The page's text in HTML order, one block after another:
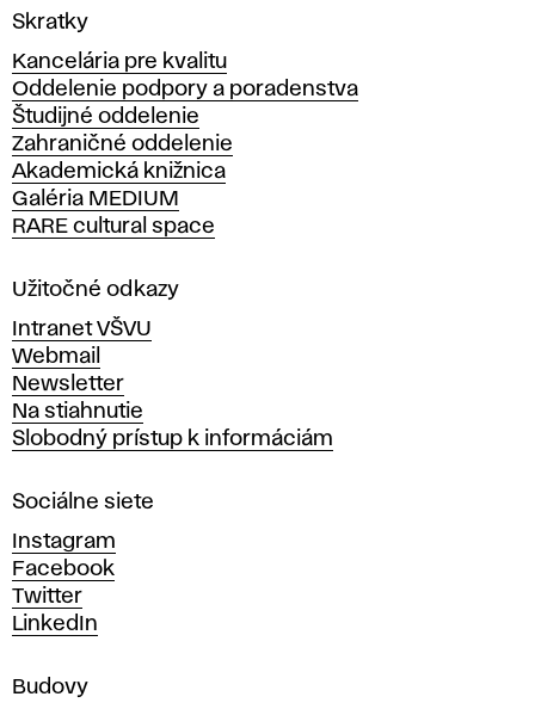
V
s
o
k
á
š
k
o
a
ý
t
v
a
r
ý
c
h
u
m
e
í
Skratky
Kancelária pre kvalitu
Oddelenie podpory a poradenstva
Študijné oddelenie
Zahraničné oddelenie
Akademická knižnica
Galéria MEDIUM
RARE cultural space
Užitočné odkazy
Intranet VŠVU
Webmail
Newsletter
Na stiahnutie
Slobodný prístup k informáciám
Sociálne siete
Instagram
Facebook
Twitter
LinkedIn
Budovy